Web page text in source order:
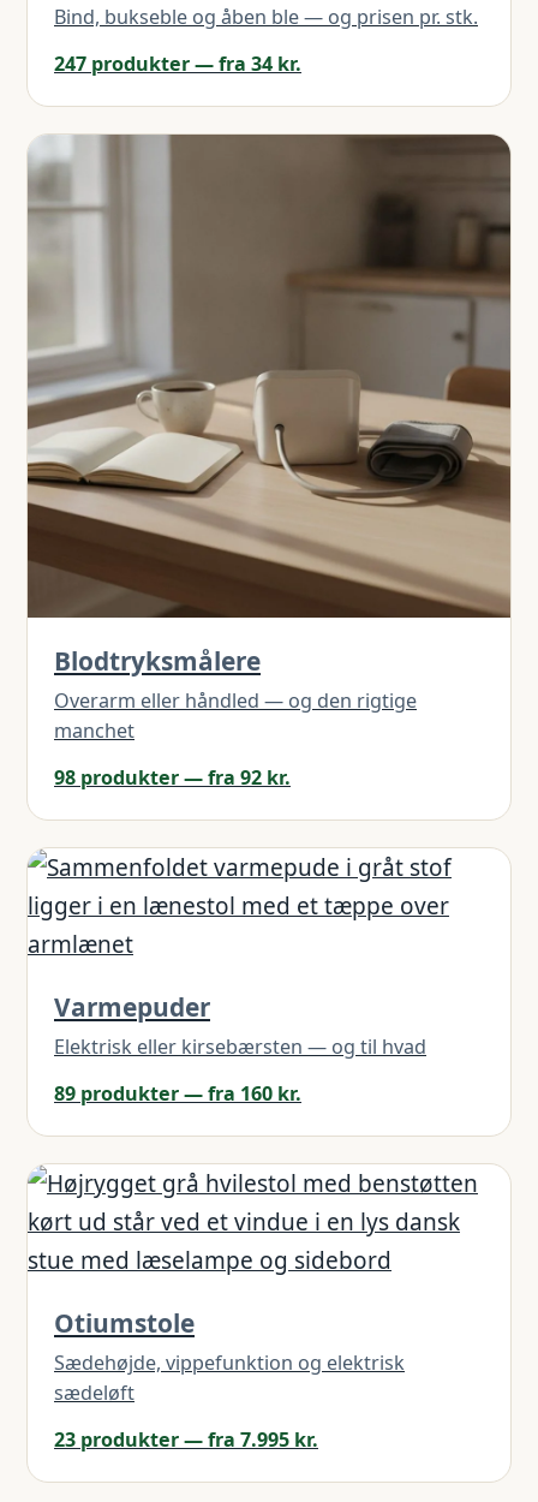
Bind, bukseble og åben ble — og prisen pr. stk.
247 produkter — fra 34 kr.
Blodtryksmålere
Overarm eller håndled — og den rigtige
manchet
98 produkter — fra 92 kr.
Varmepuder
Elektrisk eller kirsebærsten — og til hvad
89 produkter — fra 160 kr.
Otiumstole
Sædehøjde, vippefunktion og elektrisk
sædeløft
23 produkter — fra 7.995 kr.